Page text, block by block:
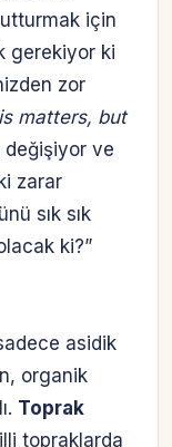
için
gerekiyor ki
zor
matters, but
değişiyor ve
zarar
sık sık
ki?”
asidik
organik
Toprak
topraklarda